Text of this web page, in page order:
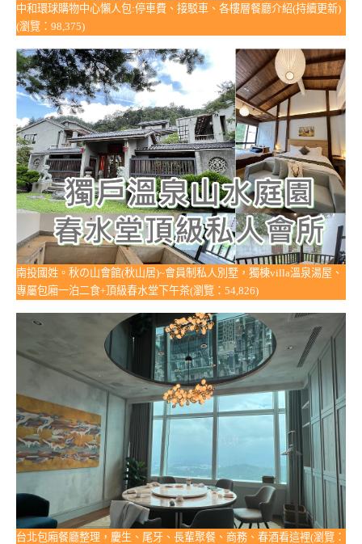
中和環球購物中心懶人包:停車費、接駁車、各樓層餐廳介紹(持續更新)
(瀏覽：98,375)
南投國姓。秋の山會館(秋山居)~會員制私人別墅，獨棟villa溫泉湯屋、
專屬包廂一泊二食+頂級春水堂下午茶(瀏覽：54,826)
台北包廂餐廳整理，慶生、尾牙、長輩聚餐、商務、春酒看這裡(瀏覽：